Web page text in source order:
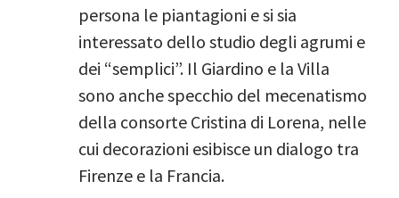
persona le piantagioni e si sia
interessato dello studio degli agrumi e
dei “semplici”. Il Giardino e la Villa
sono anche specchio del mecenatismo
della consorte Cristina di Lorena, nelle
cui decorazioni esibisce un dialogo tra
Firenze e la Francia.